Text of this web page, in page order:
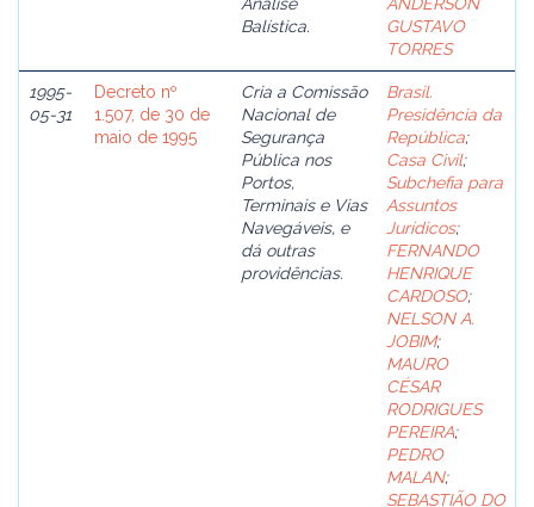
Balística.
GUSTAVO
TORRES
1995-
05-31
Decreto nº
1.507, de 30 de
maio de 1995
Cria a Comissão
Nacional de
Segurança
Pública nos
Portos,
Terminais e Vias
Navegáveis, e
dá outras
providências.
Brasil.
Presidência da
República;
Casa Civil;
Subchefia para
Assuntos
Jurídicos;
FERNANDO
HENRIQUE
CARDOSO;
NELSON A.
JOBIM;
MAURO
CÉSAR
RODRIGUES
PEREIRA;
PEDRO
MALAN;
SEBASTIÃO DO